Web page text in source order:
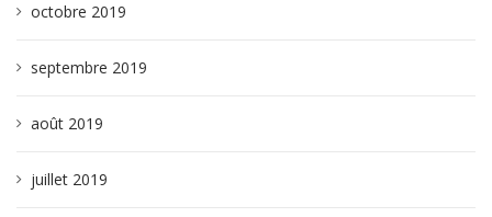
octobre 2019
septembre 2019
août 2019
juillet 2019